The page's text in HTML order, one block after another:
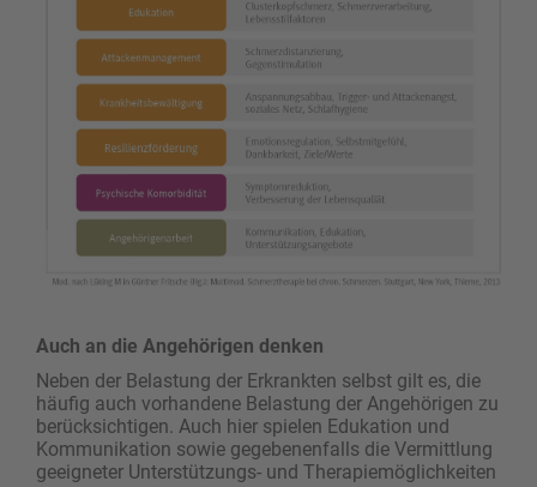
Auch an die Angehörigen denken
Neben der Belastung der Erkrankten selbst gilt es, die
häufig auch vorhandene Belastung der Angehörigen zu
berücksichtigen. Auch hier spielen Edukation und
Kommunikation sowie gegebenenfalls die Vermittlung
geeigneter Unterstützungs- und Therapiemöglichkeiten